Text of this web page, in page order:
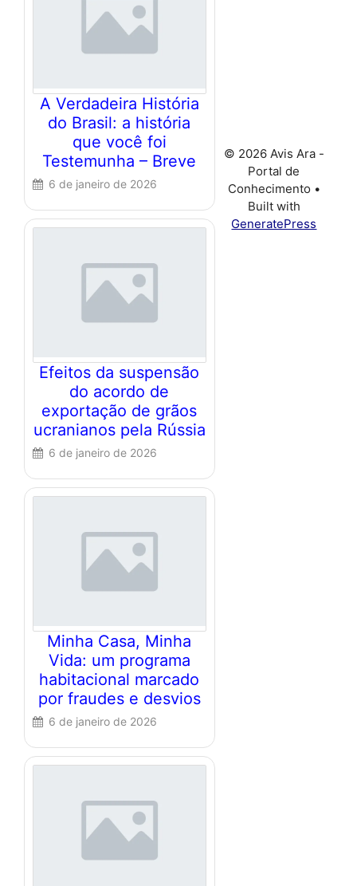
A Verdadeira História
do Brasil: a história
que você foi
Testemunha – Breve
6 de janeiro de 2026
Efeitos da suspensão
do acordo de
exportação de grãos
ucranianos pela Rússia
6 de janeiro de 2026
Minha Casa, Minha
Vida: um programa
habitacional marcado
por fraudes e desvios
6 de janeiro de 2026
© 2026 Avis Ara -
Portal de
Conhecimento •
Built with
GeneratePress